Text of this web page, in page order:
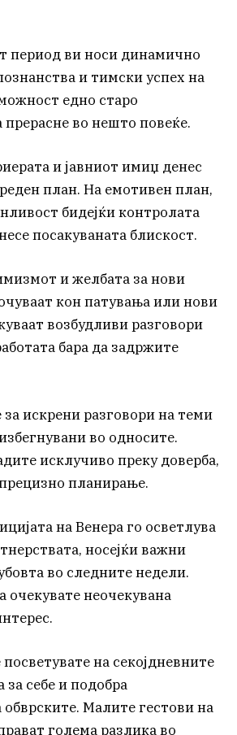
период ви носи динамично
и тимски успех на
едно старо
прерасне во нешто повеќе.
и јавниот имиџ денес
план. На емотивен план,
бидејќи контролата
посакуваната блискост.
и желбата за нови
кон патувања или нови
возбудливи разговори
бара да задржите
за искрени разговори на теми
во односите.
исклучиво преку доверба,
планирање.
на Венера го осветлува
носејќи важни
во следните недели.
очекувате неочекувана
на секојдневните
себе и подобра
обврските. Малите гестови на
голема разлика во